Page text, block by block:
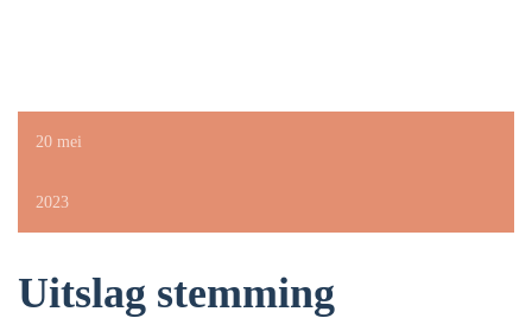
20 mei
2023
Uitslag stemming